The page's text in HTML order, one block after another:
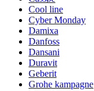
Cool line
Cyber Monday
Damixa
Danfoss
Dansani
Duravit
Geberit
Grohe kampagne